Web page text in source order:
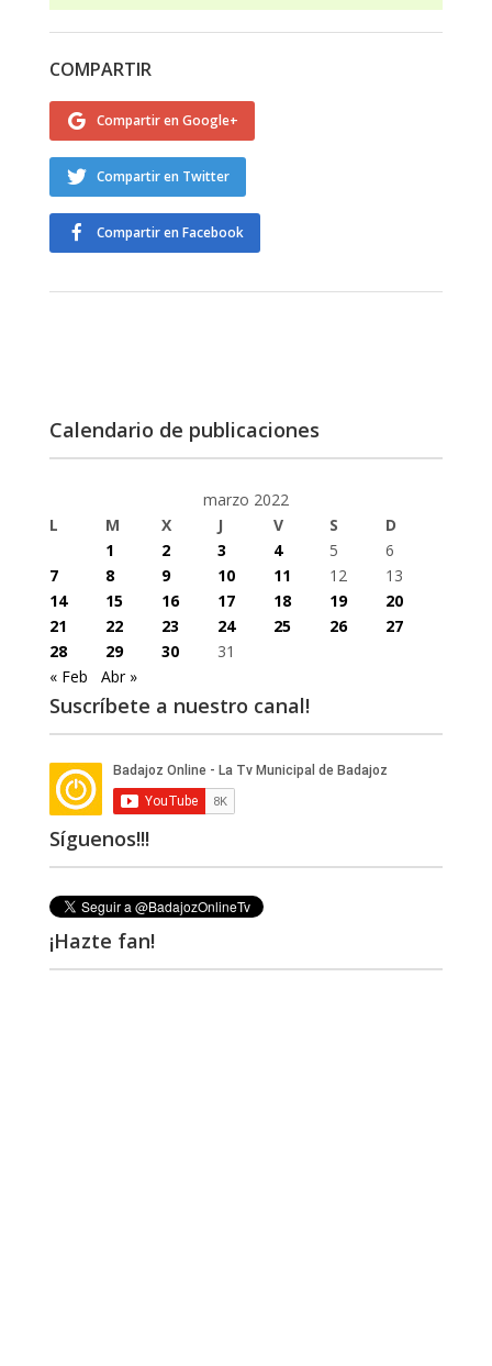
COMPARTIR
Compartir en Google+
Compartir en Twitter
Compartir en Facebook
Calendario de publicaciones
marzo 2022
L
M X J V S
D
1
2 3 4 5
6
7
8 9 10 11 12
13
14
15 16 17 18 19
20
21
22 23 24 25 26
27
28
29 30
31
« Feb
Abr »
Suscríbete a nuestro canal!
Síguenos!!!
¡Hazte fan!